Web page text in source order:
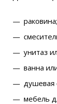
раковина;
унитаз
ванна
душевая
мебель